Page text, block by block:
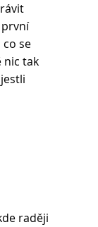
první
co se
nic tak
raději